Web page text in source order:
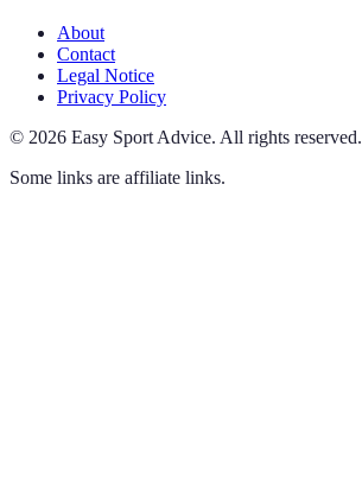
About
Contact
Legal Notice
Privacy Policy
© 2026 Easy Sport Advice. All rights reserved.
Some links are affiliate links.